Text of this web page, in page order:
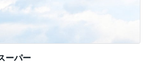
ーパー